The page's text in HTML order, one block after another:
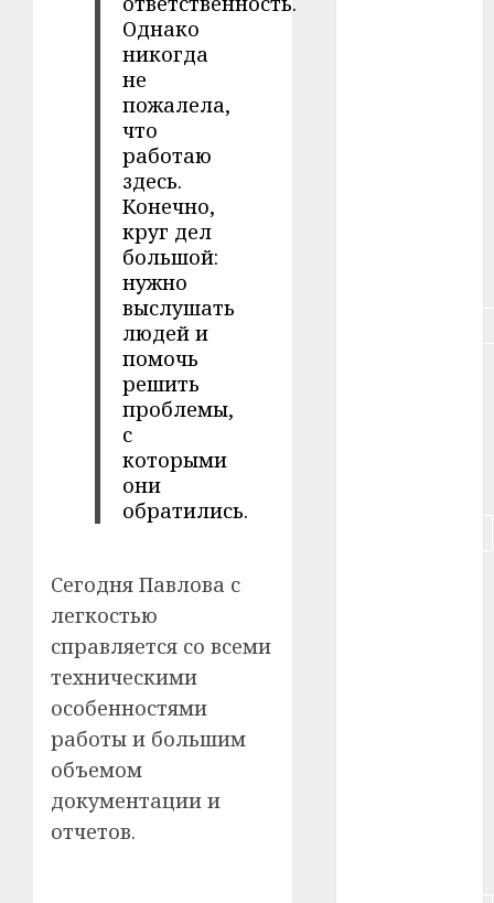
Однако
никогда
не
пожалела,
что
работаю
здесь.
Конечно,
круг дел
большой:
нужно
выслушать
людей и
помочь
решить
проблемы,
с
которыми
они
обратились.
Сегодня Павлова с
легкостью
справляется со всеми
техническими
особенностями
работы и большим
объемом
документации и
отчетов.